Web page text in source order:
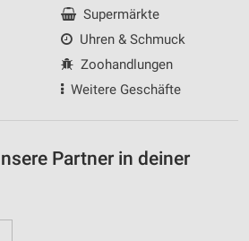
Supermärkte
Uhren & Schmuck
Zoohandlungen
Weitere Geschäfte
Partner in deiner